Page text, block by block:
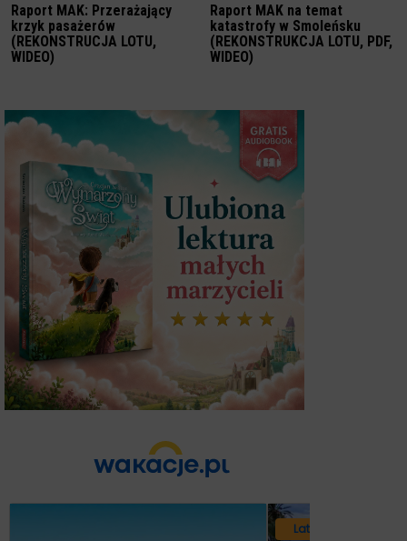
Raport MAK: Przerażający
krzyk pasażerów
(REKONSTRUCJA LOTU,
WIDEO)
Raport MAK na temat
katastrofy w Smoleńsku
(REKONSTRUKCJA LOTU, PDF,
WIDEO)
Lato 2026